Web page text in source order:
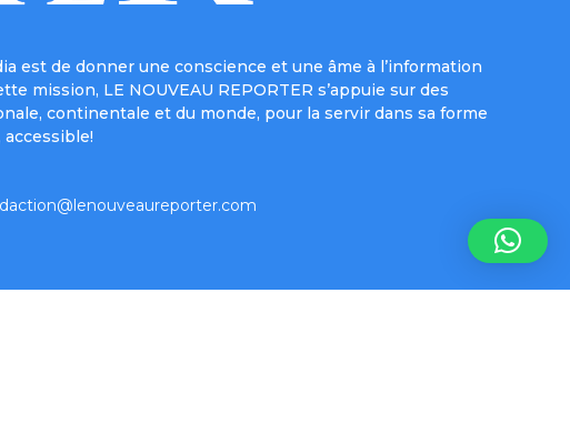
est de donner une conscience et une âme à l’information
mission, LE NOUVEAU REPORTER s’appuie sur des
continentale et du monde, pour la servir dans sa forme